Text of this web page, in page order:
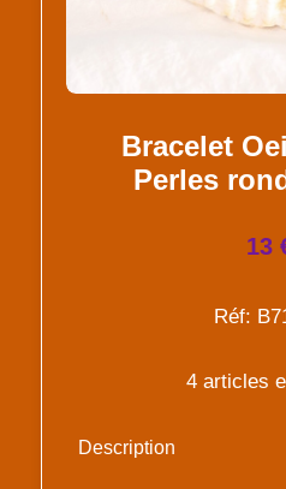
Bracelet
Perles
13
Réf:
4 articles
Description